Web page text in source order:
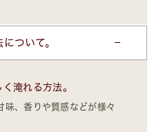
ついて。
淹れる方法。
味、香りや質感などが様々